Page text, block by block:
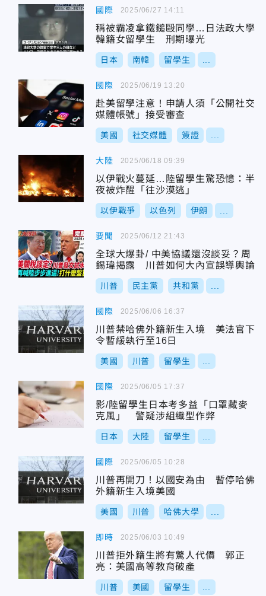
國際
稱被霸凌拿鐵鎚毆同學…日法政大學
韓籍女留學生 刑期曝光
日本 南韓 留學生
2025/06/27 14:11
國際
赴美留學注意！申請人須「公開社交
媒體帳號」接受審查
美國 社交媒體 簽證
2025/06/19 13:20
大陸
以伊戰火蔓延…陸留學生驚恐憶：半
夜被炸醒「往沙漠逃」
以伊戰爭 以色列 伊朗
2025/06/18 09:39
要聞
全球大爆卦/ 中美協議還沒談妥？周
錫瑋揭露 川普如何大內宣誤導輿論
川普 民主黨 共和黨
2025/06/12 21:43
國際
川普禁哈佛外籍新生入境 美法官下
令暫緩執行至16日
美國 川普 留學生
2025/06/06 16:37
國際
影/陸留學生日本考多益「口罩藏麥
克風」 警疑涉組織型作弊
日本 大陸 留學生
2025/06/05 17:37
國際
川普再開刀！以國安為由 暫停哈佛
外籍新生入境美國
美國 川普 哈佛大學
2025/06/05 10:28
即時
川普拒外籍生將有驚人代價 郭正
亮：美國高等教育破產
川普 美國 留學生
2025/06/03 10:49